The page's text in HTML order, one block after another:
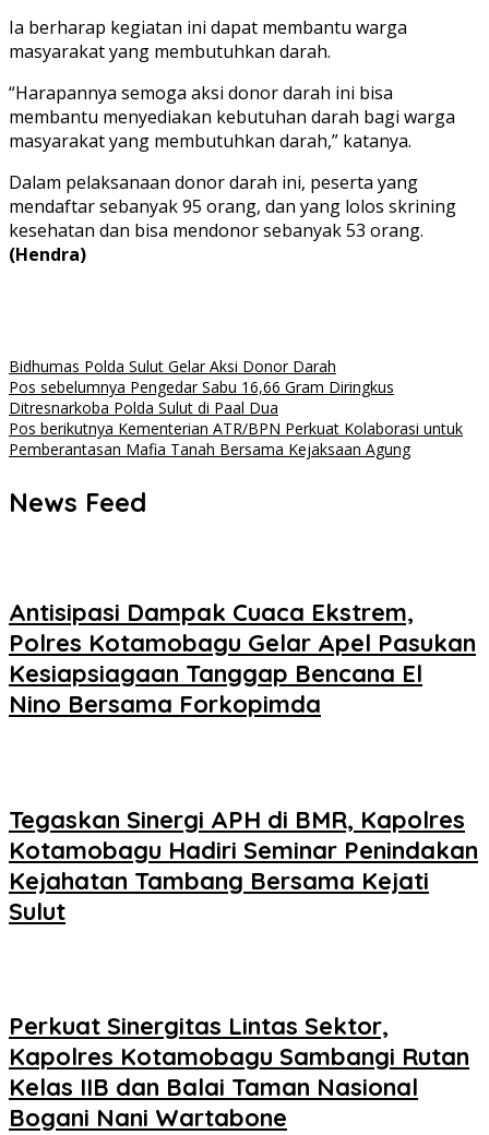
Ia berharap kegiatan ini dapat membantu warga
masyarakat yang membutuhkan darah.
“Harapannya semoga aksi donor darah ini bisa
membantu menyediakan kebutuhan darah bagi warga
masyarakat yang membutuhkan darah,” katanya.
Dalam pelaksanaan donor darah ini, peserta yang
mendaftar sebanyak 95 orang, dan yang lolos skrining
kesehatan dan bisa mendonor sebanyak 53 orang.
(Hendra)
Bidhumas Polda Sulut Gelar Aksi Donor Darah
Navigasi
pos
Pos sebelumnya Pengedar Sabu 16,66 Gram Diringkus
Ditresnarkoba Polda Sulut di Paal Dua
Pos berikutnya Kementerian ATR/BPN Perkuat Kolaborasi untuk
Pemberantasan Mafia Tanah Bersama Kejaksaan Agung
News Feed
Antisipasi Dampak Cuaca Ekstrem,
Polres Kotamobagu Gelar Apel Pasukan
Kesiapsiagaan Tanggap Bencana El
Nino Bersama Forkopimda
Tegaskan Sinergi APH di BMR, Kapolres
Kotamobagu Hadiri Seminar Penindakan
Kejahatan Tambang Bersama Kejati
Sulut
Perkuat Sinergitas Lintas Sektor,
Kapolres Kotamobagu Sambangi Rutan
Kelas IIB dan Balai Taman Nasional
Bogani Nani Wartabone